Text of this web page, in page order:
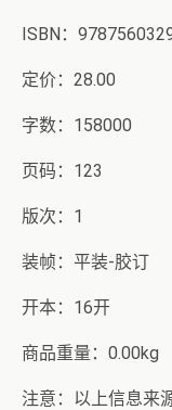
ISBN：
定价：28.00
字数：158000
页码：123
版次：1
装帧：平装-胶订
开本：16开
商品重量：0.00kg
注意：以上信息来